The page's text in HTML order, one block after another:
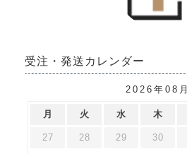
受注・発送カレンダー
2026年08月
月 火 水 木
27 28 29 30